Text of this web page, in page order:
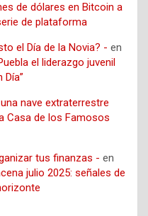
de dólares en Bitcoin a
de plataforma
el Día de la Novia? - en
el liderazgo juvenil
nave extraterrestre
Casa de los Famosos
tus finanzas - en
julio 2025: señales de